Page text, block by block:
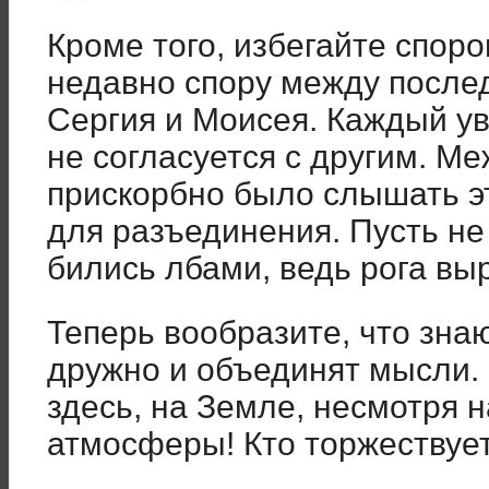
Кроме того, избегайте
недавно спору между
Сергия и Моисея. Каждый
не согласуется с другим.
прискорбно было слышать
для разъединения. Пусть
бились лбами, ведь рога
Теперь вообразите, что
дружно и объединят
здесь, на Земле, несмотря
атмосферы! Кто